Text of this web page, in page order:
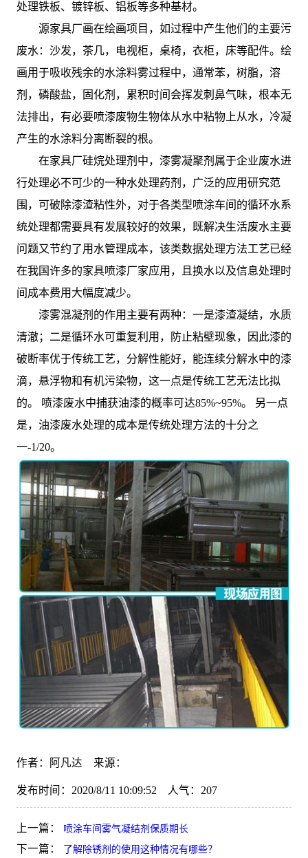
处理铁板、镀锌板、铝板等多种基材。
源家具厂画在绘画项目，如过程中产生他们的主要污
废水：沙发，茶几，电视柜，桌椅，衣柜，床等配件。绘
画用于吸收残余的水涂料雾过程中，通常苯，树脂，溶
剂，磷酸盐，固化剂，累积时间会挥发刺鼻气味，根本无
法排出，有必要喷漆废物生物体从水中粘物上从水，冷凝
产生的水涂料分离断裂的根。
在家具厂硅烷处理剂中，漆雾凝聚剂属于企业废水进
行处理必不可少的一种水处理药剂，广泛的应用研究范
围，可破除漆渣粘性外，对于各类型喷涂车间的循环水系
统处理都需要具有发展较好的效果，既解决生活废水主要
问题又节约了用水管理成本，该类数据处理方法工艺已经
在我国许多的家具喷漆厂家应用，且换水以及信息处理时
间成本费用大幅度减少。
漆雾混凝剂的作用主要有两种：一是漆渣凝结，水质
清澈；二是循环水可重复利用，防止粘壁现象，因此漆的
破断率优于传统工艺，分解性能好，能连续分解水中的漆
滴，悬浮物和有机污染物，这一点是传统工艺无法比拟
的。 喷漆废水中捕获油漆的概率可达85%~95%。 另一点
是，油漆废水处理的成本是传统处理方法的十分之
一-1/20。
作者：阿凡达 来源：
发布时间：2020/8/11 10:09:52 人气： 207
上一篇： 喷涂车间雾气凝结剂保质期长
下一篇： 了解除锈剂的使用这种情况有哪些？